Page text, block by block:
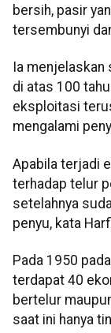
bersih, pasir
tersembunyi
Ia
di atas 100
eksploitasi
mengalami
Apabila terjadi
terhadap telur
setelahnya
penyu, kata
Pada 1950
terdapat 40
bertelur
saat ini hanya